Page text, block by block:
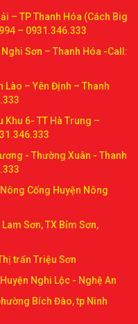
– TP Thanh Hóa (Cách Big
– 0931.346.333
Sơn – Thanh Hóa -Call:
Lào – Yên Định – Thanh
Khu 6- TT Hà Trung –
- Thường Xuân - Thanh
Cống Huyện Nông
Sơn, TX Bỉm Sơn,
trấn Triệu Sơn
Nghi Lộc - Nghệ An
Bích Đào, tp Ninh